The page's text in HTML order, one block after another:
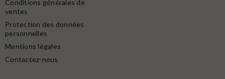
Conditions générales de
ventes
Protection des données
personnelles
Mentions légales
Contactez-nous